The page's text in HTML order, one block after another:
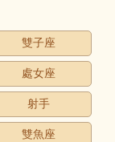
雙子座
處女座
射手
雙魚座